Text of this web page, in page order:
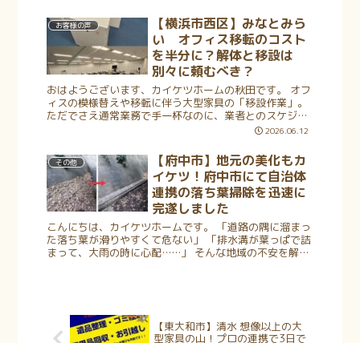
お客様の声
【横浜市西区】みなとみら
い オフィス移転のコスト
を半分に？解体と移設は
別々に頼むべき？
おはようございます、カイケツホームの秋田です。 オフ
ィスの模様替えや移転に伴う大型家具の「移設作業」。
ただでさえ通常業務で手一杯なのに、業者とのスケジュ
ール調整や見積りの比較に追われて、ため息をついてい
2026.06.12
その他
【府中市】地元の美化もカ
イケツ！府中市にて自治体
連携の落ち葉掃除を迅速に
完遂しました
こんにちは、カイケツホームです。 「道路の隅に溜まっ
た落ち葉が滑りやすくて危ない」 「排水溝が葉っぱで詰
まって、大雨の時に心配……」 そんな地域の不安を解消
【東大和市】清水 想像以上の大
型家具の山！プロの連携で3日で